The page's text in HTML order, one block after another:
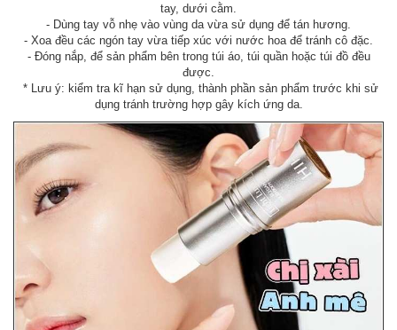
tay, dưới cằm.
- Dùng tay vỗ nhẹ vào vùng da vừa sử dụng để tán hương.
- Xoa đều các ngón tay vừa tiếp xúc với nước hoa để tránh cô đặc.
- Đóng nắp, để sản phẩm bên trong túi áo, túi quần hoặc túi đồ đều
được.
* Lưu ý: kiểm tra kĩ hạn sử dụng, thành phần sản phẩm trước khi sử
dụng tránh trường hợp gây kích ứng da.